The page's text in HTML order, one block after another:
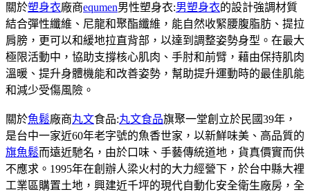
關於塑身衣廠商equmen男性塑身衣:男塑身衣的設計強調材質
結合彈性纖維、尼龍和聚酯纖維，能自然收緊腰腹脂肪、提拉
肩膀，更可以和緩地拉直背部，以達到調整姿勢身型。在最大
極限活動中，協助支撐核心肌肉、手肘和前臂，藉由保持肌肉
溫暖、提升身體機能和改善姿勢，幫助提升運動時的最佳肌能
和減少受傷風險。
關於魚鬆廠商丸文食品:丸文食品旗聚一堂創立於民國39年，
是台中一家近60年老字號的魚香世家，以新鮮味美、高品質的
旗魚鬆而遠近馳名，由於口味、手藝傳統道地，貨真價實而供
不應求。1995年在創辦人梁火村的大力經營下，於台中縣大裡
工業區購置土地，興建近千坪的現代自動化安全衛生廠房，全